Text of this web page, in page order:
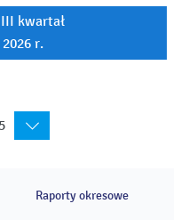
kwartał
r.
Raporty okresowe